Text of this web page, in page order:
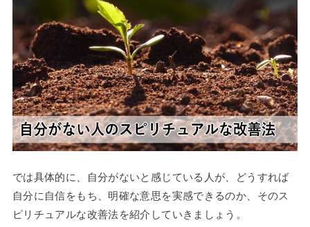
では具体的に、自分がないと感じている人が、どうすれば
自分に自信をもち、明確な意思を実感できるのか、そのス
ピリチュアルな改善法を紹介していきましょう。